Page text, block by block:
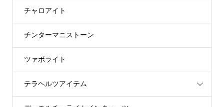
チャロアイト
チンターマニストーン
ツァボライト
テラヘルツアイテム